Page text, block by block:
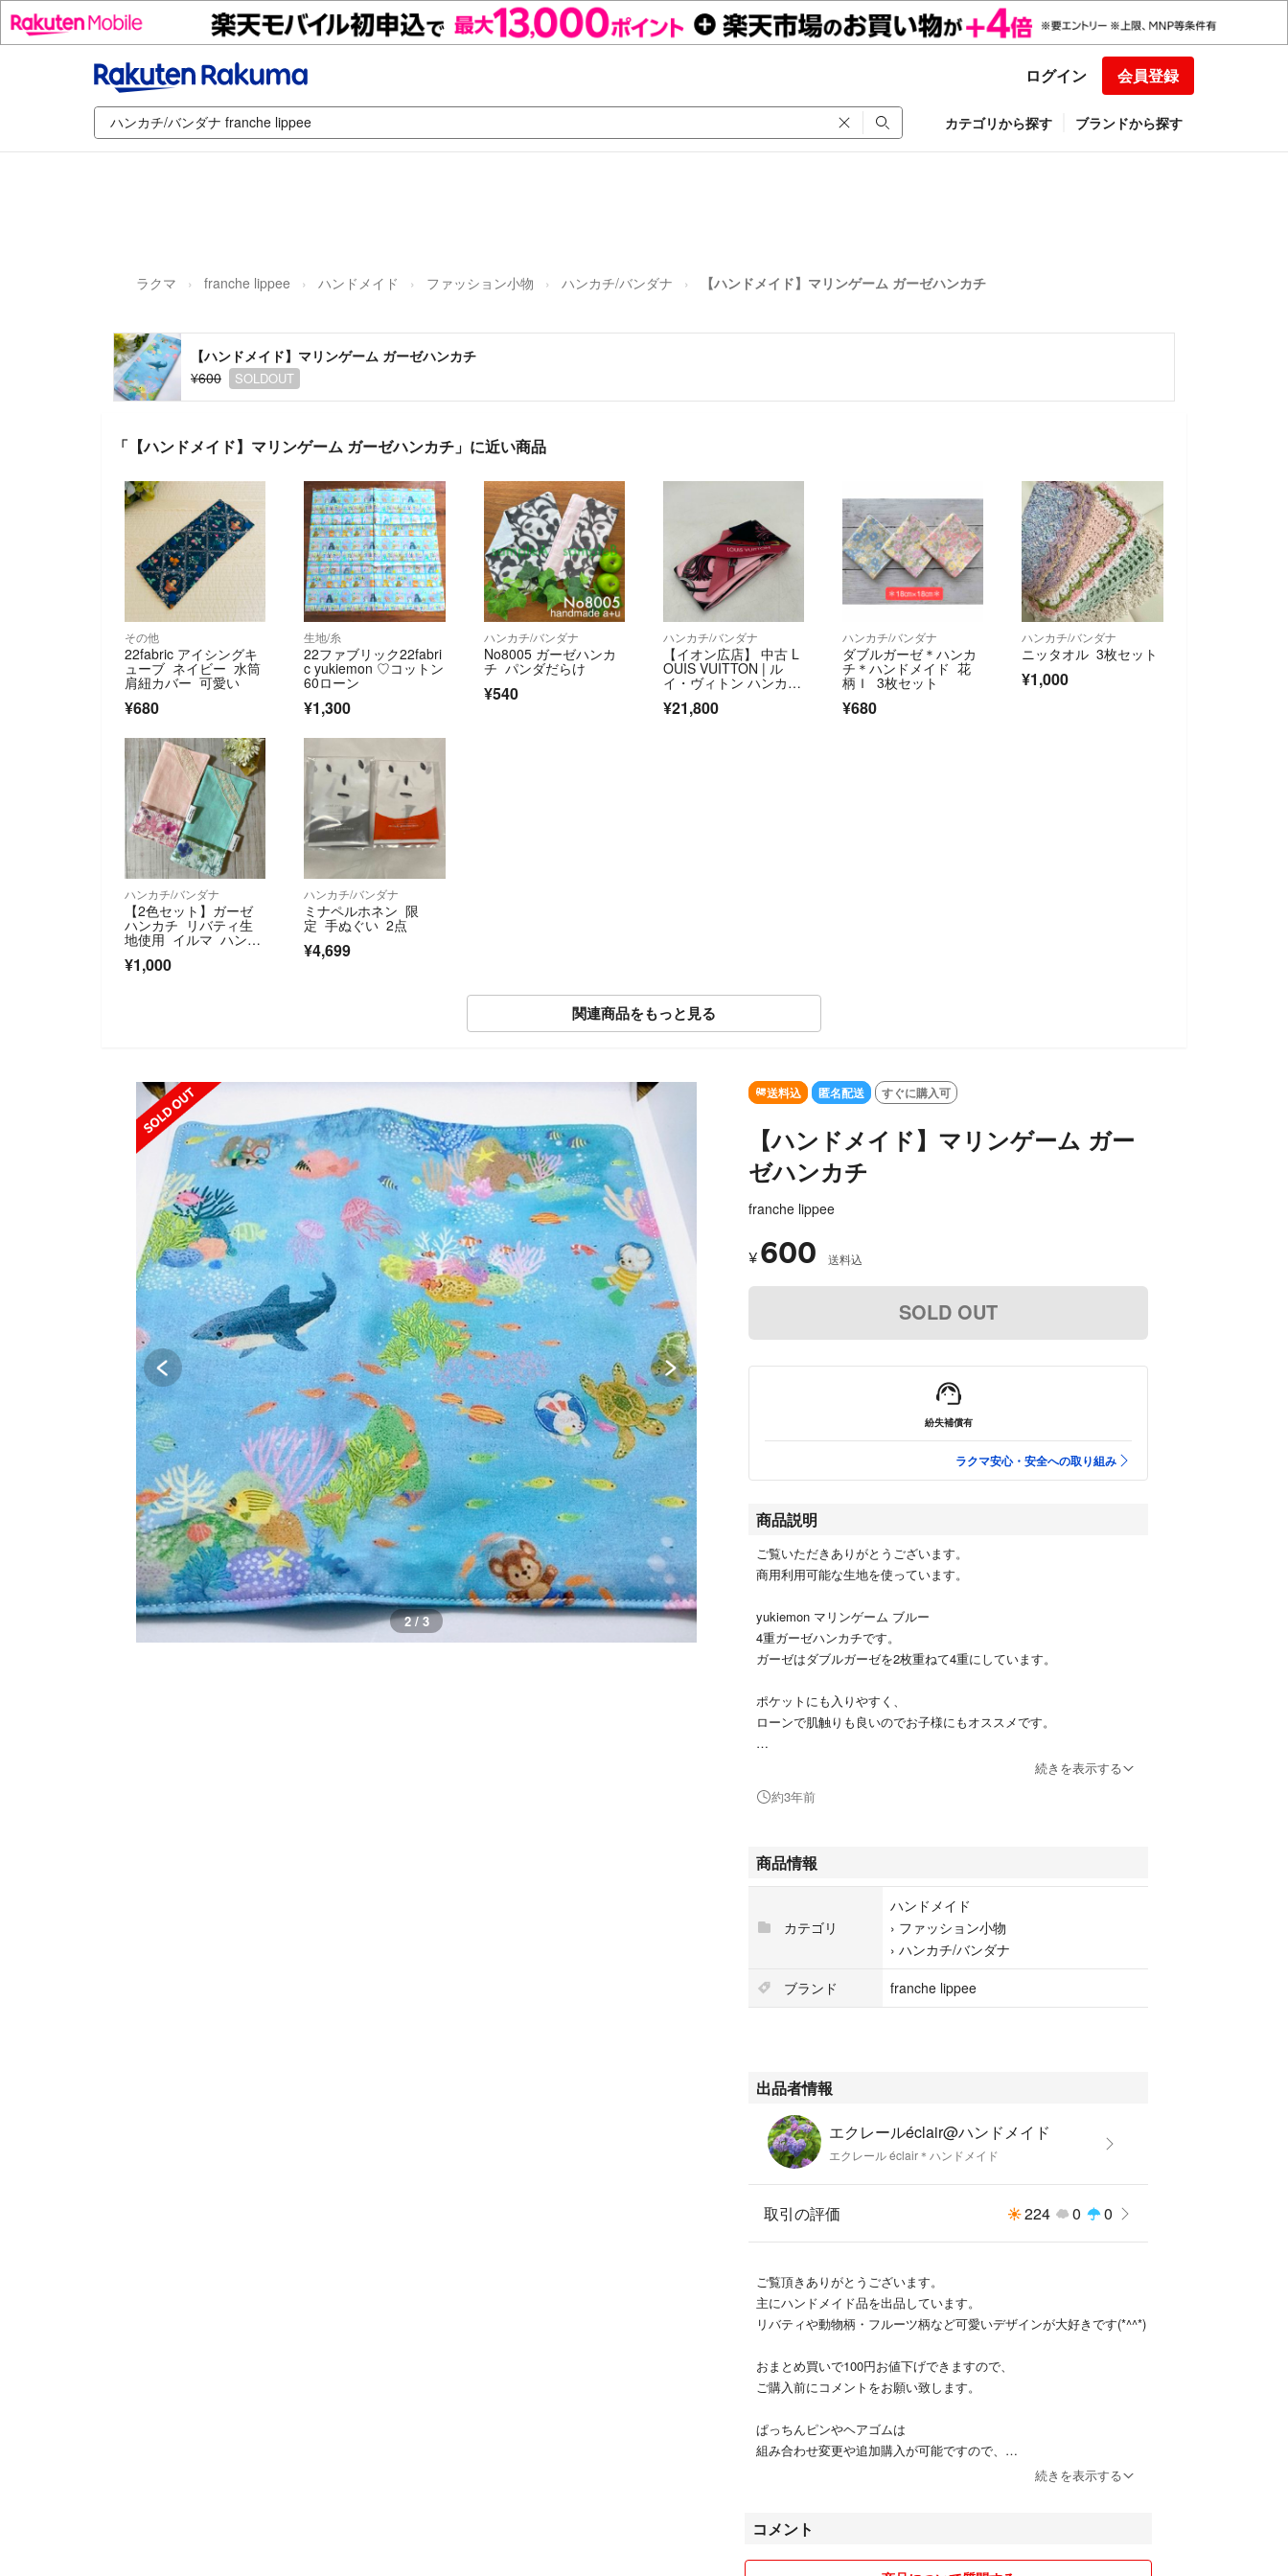
ログイン 会員登録
カテゴリから探す ブランドから探す
ラクマ franche lippee ハンドメイド ファッション小物 ハンカチ/バンダナ 【ハンドメイド】マリンゲーム ガーゼハンカチ
【ハンドメイド】マリンゲーム ガーゼハンカチ
¥600
SOLDOUT
「【ハンドメイド】マリンゲーム ガーゼハンカチ」に近い商品
その他
22fabric アイシングキ
ューブ ネイビー 水筒
肩紐カバー 可愛い
¥680
生地/糸
22ファブリック22fabri
c yukiemon ♡コットン
60ローン
¥1,300
ハンカチ/バンダナ
No8005 ガーゼハンカ
チ パンダだらけ
¥540
ハンカチ/バンダナ
【イオン広店】 中古 L
OUIS VUITTON | ル
イ・ヴィトン ハンカ
チ バンドー BB オール
ザ ストラップス M766
¥21,800
ハンカチ/バンダナ
ダブルガーゼ＊ハンカ
チ＊ハンドメイド 花
柄Ｉ 3枚セット
¥680
ハンカチ/バンダナ
ニッタオル 3枚セット
¥1,000
ハンカチ/バンダナ
【2色セット】ガーゼ
ハンカチ リバティ生
地使用 イルマ ハンド
¥1,000
ハンカチ/バンダナ
ミナペルホネン 限
定 手ぬぐい 2点
¥4,699
関連商品をもっと見る
SOLD OUT
2 / 3
送料込 匿名配送 すぐに購入可
【ハンドメイド】マリンゲーム ガー
ゼハンカチ
franche lippee
¥ 600 送料込
SOLD OUT
紛失補償有
ラクマ安心・安全への取り組み
商品説明
ご覧いただきありがとうございます。
商用利用可能な生地を使っています。
yukiemon マリンゲーム ブルー
4重ガーゼハンカチです。
ガーゼはダブルガーゼを2枚重ねて4重にしています。
ポケットにも入りやすく、
ローンで肌触りも良いのでお子様にもオススメです。
マリンゲーム：ローン
元フランシュリッペデザイナー松浦由起江さんプロデュースの”22Fabr
ic”コレクション第5弾
個人のハンドメイド品に御理解頂ける方のみ、
ご購入をお願い致します。
既製品のような完璧な仕上げではありません。
縫い目の歪みや二重縫いなど御理解下さい。
ねこ
ネコ
布小物
yukiemon
#エクレールハンドメイド
続きを表示する
約3年前
商品情報
カテゴリ
ハンドメイド
› ファッション小物
› ハンカチ/バンダナ
ブランド
franche lippee
出品者情報
エクレールéclair@ハンドメイド
エクレール éclair＊ハンドメイド
取引の評価 224 0 0
ご覧頂きありがとうございます。
主にハンドメイド品を出品しています。
リバティや動物柄・フルーツ柄など可愛いデザインが大好きです(*^^*)
おまとめ買いで100円お値下げできますので、
ご購入前にコメントをお願い致します。
ぱっちんピンやヘアゴムは
組み合わせ変更や追加購入が可能ですので、
✳︎商品は使用品、未使用品でも素人の自宅保管です。
ご理解頂ける方のみ購入をお願い致します。
続きを表示する
コメント